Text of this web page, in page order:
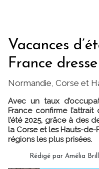
Vacances
France
Normandie, Corse et
Avec un taux
France confirme
l’été 2025, grâce à des
la Corse et les Hauts-
régions les plus prisées.
Rédigé par Amélia